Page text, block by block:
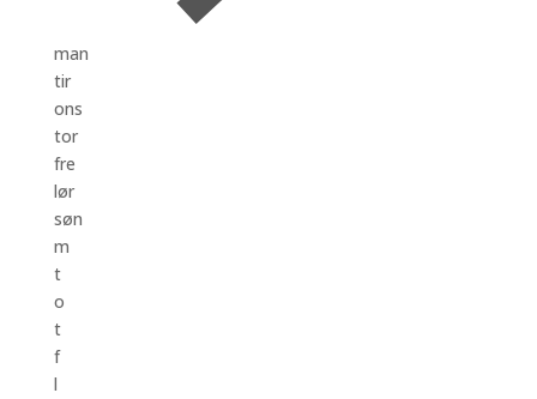
man
tir
ons
tor
fre
lør
søn
m
t
o
t
f
l